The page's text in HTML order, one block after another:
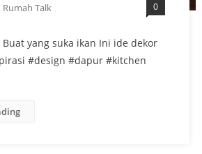
Rumah Talk 0
yang suka ikan Ini ide dekor
#design #dapur #kitchen